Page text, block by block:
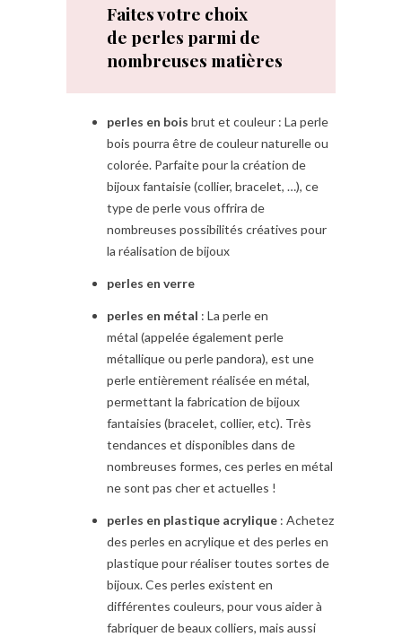
Faites votre choix
de perles parmi de
nombreuses matières
perles en bois brut et couleur : La perle
bois pourra être de couleur naturelle ou
colorée. Parfaite pour la création de
bijoux fantaisie (collier, bracelet, …), ce
type de perle vous offrira de
nombreuses possibilités créatives pour
la réalisation de bijoux
perles en verre
perles en métal : La perle en
métal (appelée également perle
métallique ou perle pandora), est une
perle entièrement réalisée en métal,
permettant la fabrication de bijoux
fantaisies (bracelet, collier, etc). Très
tendances et disponibles dans de
nombreuses formes, ces perles en métal
ne sont pas cher et actuelles !
perles en plastique acrylique : Achetez
des perles en acrylique et des perles en
plastique pour réaliser toutes sortes de
bijoux. Ces perles existent en
différentes couleurs, pour vous aider à
fabriquer de beaux colliers, mais aussi